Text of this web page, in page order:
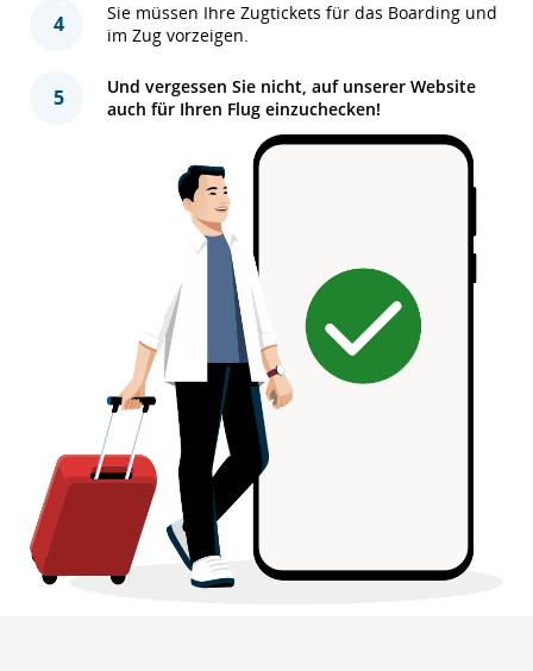
4
Sie müssen Ihre Zugtickets für das Boarding und
im Zug vorzeigen.
5
Und vergessen Sie nicht, auf unserer Website
auch für Ihren Flug einzuchecken!